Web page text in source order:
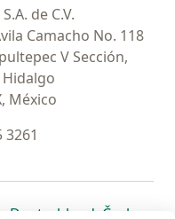
de C.V.
Camacho No. 118
V Sección,
México
3261
nueva pestaña
en una nueva pestaña
se abre en una nueva
Deutschlandse abre en
Česko